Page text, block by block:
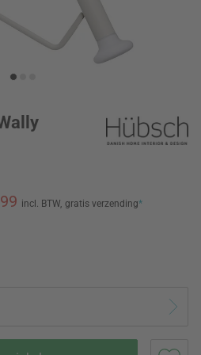
incl. BTW, gratis verzending*